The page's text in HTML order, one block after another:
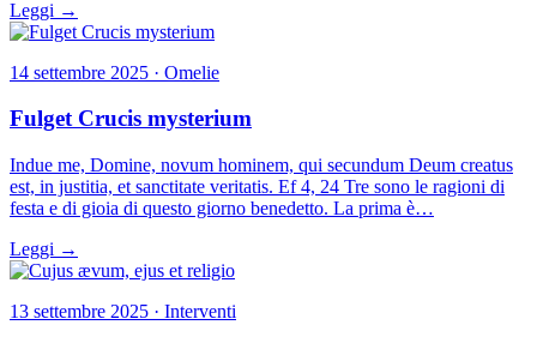
Leggi →
14 settembre 2025 · Omelie
Fulget Crucis mysterium
Indue me, Domine, novum hominem, qui secundum Deum creatus
est, in justitia, et sanctitate veritatis. Ef 4, 24 Tre sono le ragioni di
festa e di gioia di questo giorno benedetto. La prima è…
Leggi →
13 settembre 2025 · Interventi